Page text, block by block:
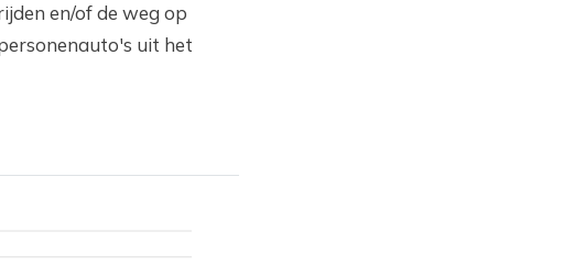
en/of de weg op
uit het